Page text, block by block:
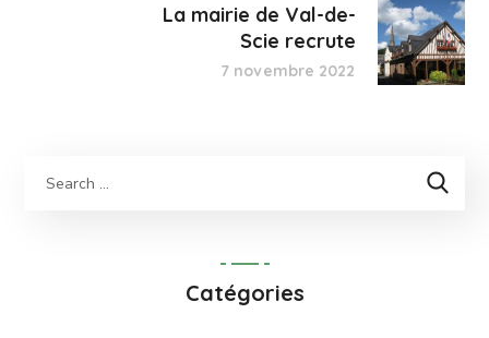
La mairie de Val-de-
Scie recrute
7 novembre 2022
Catégories